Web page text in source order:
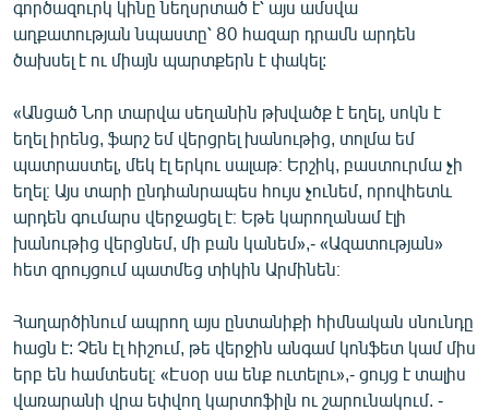
Հայերեն
English
Русский
ՀԵՏԵՎԵՔ ՄԵԶ
«Ազատության» բոլոր կայքերը
գործազուրկ կինը նեղսրտած է՝ այս ամսվա
աղքատության նպաստը՝ 80 հազար դրամն արդեն
ծախսել է ու միայն պարտքերն է փակել:
«Անցած Նոր տարվա սեղանին թխվածք է եղել, սոկն է
եղել իրենց, ֆարշ եմ վերցրել խանութից, տոլմա եմ
պատրաստել, մեկ էլ երկու սալաթ։ Երշիկ, բաստուրմա չի
եղել։ Այս տարի ընդհանրապես հույս չունեմ, որովհետև
արդեն գումարս վերջացել է։ Եթե կարողանամ էլի
խանութից վերցնեմ, մի բան կանեմ»,- «Ազատության»
հետ զրույցում պատմեց տիկին Արմինեն։
Հաղարծինում ապրող այս ընտանիքի հիմնական սնունդը
հացն է: Չեն էլ հիշում, թե վերջին անգամ կոնֆետ կամ միս
երբ են համտեսել։ «Էսօր սա ենք ուտելու»,- ցույց է տալիս
վառարանի վրա եփվող կարտոֆիլն ու շարունակում. -